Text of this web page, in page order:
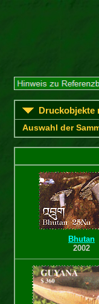
Druckobjekte
Auswahl der
Bhutan
2002